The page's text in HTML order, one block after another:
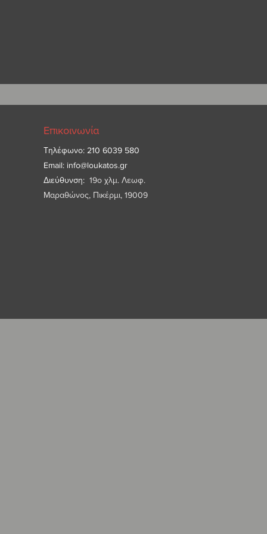
Επικοινωνία
Τηλέφωνο: 210 6039 580
Email: info@loukatos.gr
Διεύθυνση: 19ο χλμ. Λεωφ.
Μαραθώνος, Πικέρμι, 19009